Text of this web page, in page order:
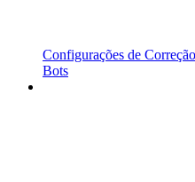
Configurações de
Bots